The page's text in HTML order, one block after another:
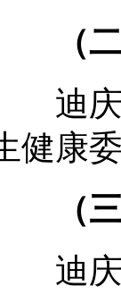
（
迪庆
健康
（
迪庆